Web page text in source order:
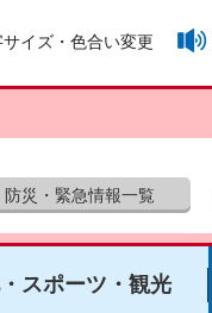
防災・緊急情報一覧
イズ・色合い変更
スポーツ・観光